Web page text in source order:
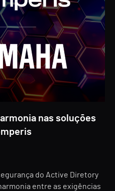
nas soluções
do Active Diretory
entre as exigências